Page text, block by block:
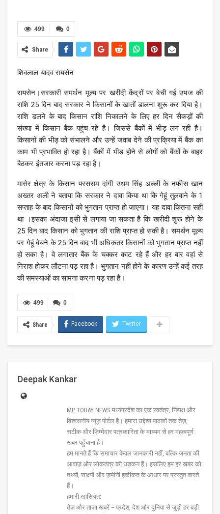
0
499
Share
शिवलाल यादव रायसेन
रायसेन।सरकारी समर्थन मूल्य पर खरीदी केंद्रों पर बेची गई उपज की
राशि 25 दिन बाद सरकार ने किसानों के खातों डालना शुरू कर दिया है।
राशि डलने के बाद किसान राशि निकालने के लिए हर दिन सैकड़ों की
संख्या में किसान बैंक पहुंच रहे है। जिससे बैंकों में भीड़ लग रही है।
किसानों की भीड़ को संभालने और उन्हें जवाब देने की प्रक्रिया में बैंक का
काम भी प्रभावित हो रहा है। बैंकों में भीड़ होने से लोगों को बैंकों के बाहर
बैठकर इंतजार करना पड़ रहा है।
मासेर क्षेत्र के किसान परसराम दांगी उधम सिंह अल्ली के नफीस खान
अख्तर अली ने बताया कि सरकार ने दावा किया था कि गेहूं तुलवाने के 1
सप्ताह के बाद किसानों को भुगतान प्राप्त हो जाएगा। यह दावा कितना सही
था ।इसका अंदाजा इसी से लगाया जा सकता है कि खरीदी शुरू होने के
25 दिन बाद किसान को भुगतान की राशि प्राप्त हो सकी है। समर्थन मूल्य
पर गेहूं बेचने के 25 दिन बाद भी अधिकतर किसानों को भुगतान प्राप्त नहीं
हो सका है। वे लगातार बैंक के चक्कर काट रहे हैं और हर बार वहां से
निराश होकर लौटना पड़ रहा है। भुगतान नहीं होने के कारण उन्हें कई तरह
की समस्याओं का सामना करना पड़ रहा है।
0
499
Share Facebook Twitter
Deepak Kankar
MP TODAY NEWS मध्यप्रदेश का एक स्वतंत्र, निष्पक्ष और
विश्वसनीय न्यूज़ पोर्टल है। हमारा उद्देश्य पाठकों तक तेज़,
सटीक और ज़िम्मेदार पत्रकारिता के माध्यम से हर महत्वपूर्ण
खबर पहुँचाना है।
हम मानते हैं कि समाचार केवल जानकारी नहीं, बल्कि जनता की
आवाज़ और लोकतंत्र की धड़कन हैं। इसलिए हम हर खबर को
तथ्यों, साक्ष्यों और ज़मीनी हकीकत के आधार पर प्रस्तुत करते
हैं।
हमारी खासियत:
तेज़ और ताज़ा खबरें – प्रदेश, देश और दुनिया से जुड़ी हर बड़ी